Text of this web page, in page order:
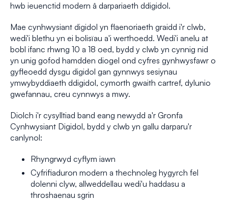
hwb ieuenctid modern â darpariaeth ddigidol.
Mae cynhwysiant digidol yn flaenoriaeth graidd i'r clwb,
wedi'i blethu yn ei bolisïau a'i werthoedd. Wedi'i anelu at
bobl ifanc rhwng 10 a 18 oed, bydd y clwb yn cynnig nid
yn unig gofod hamdden diogel ond cyfres gynhwysfawr o
gyfleoedd dysgu digidol gan gynnwys sesiynau
ymwybyddiaeth ddigidol, cymorth gwaith cartref, dylunio
gwefannau, creu cynnwys a mwy.
Diolch i'r cysylltiad band eang newydd a'r Gronfa
Cynhwysiant Digidol, bydd y clwb yn gallu darparu'r
canlynol:
Rhyngrwyd cyflym iawn
Cyfrifiaduron modern a thechnoleg hygyrch fel
dolenni clyw, allweddellau wedi'u haddasu a
throshaenau sgrin